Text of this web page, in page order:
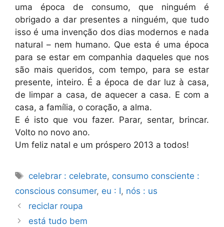
uma época de consumo, que ninguém é
obrigado a dar presentes a ninguém, que tudo
isso é uma invenção dos dias modernos e nada
natural – nem humano. Que esta é uma época
para se estar em companhia daqueles que nos
são mais queridos, com tempo, para se estar
presente, inteiro. É a época de dar luz à casa,
de limpar a casa, de aquecer a casa. E com a
casa, a família, o coração, a alma.
E é isto que vou fazer. Parar, sentar, brincar.
Volto no novo ano.
Um feliz natal e um próspero 2013 a todos!
Etiquetas
celebrar : celebrate, consumo consciente :
conscious consumer, eu : I, nós : us
reciclar roupa
está tudo bem